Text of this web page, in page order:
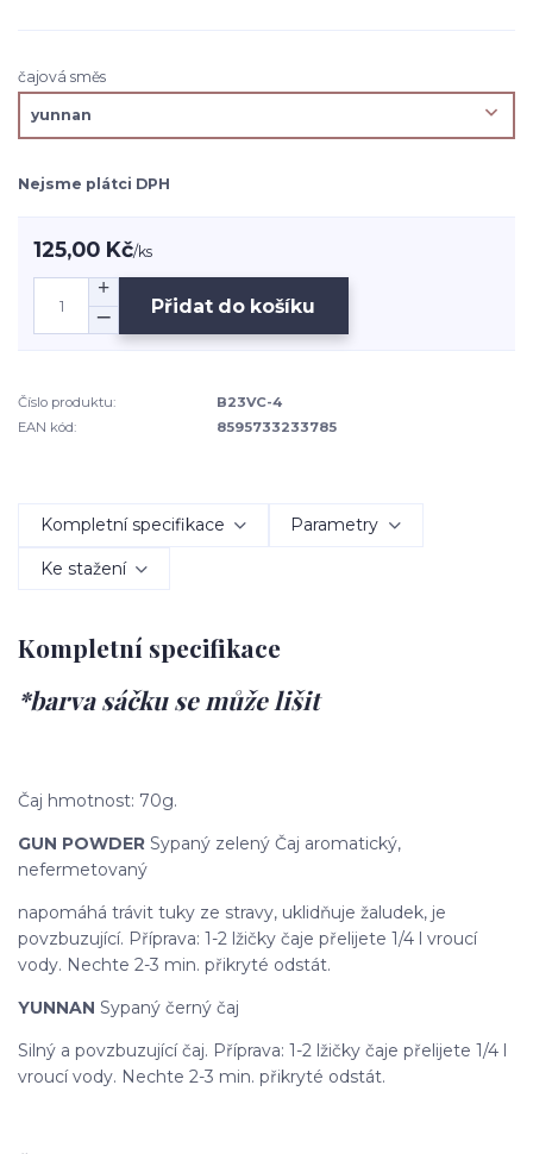
čajová směs
Nejsme plátci DPH
125,00 Kč/ks
Přidat do košíku
Číslo produktu:
B23VC-4
EAN kód:
8595733233785
Kompletní specifikace Parametry
Ke stažení
Kompletní specifikace
*barva sáčku se může lišit
Čaj hmotnost: 70g.
GUN POWDER Sypaný zelený Čaj aromatický,
nefermetovaný
napomáhá trávit tuky ze stravy, uklidňuje žaludek, je
povzbuzující. Příprava: 1-2 lžičky čaje přelijete 1/4 l vroucí
vody. Nechte 2-3 min. přikryté odstát.
YUNNAN Sypaný černý čaj
Silný a povzbuzující čaj. Příprava: 1-2 lžičky čaje přelijete 1/4 l
vroucí vody. Nechte 2-3 min. přikryté odstát.